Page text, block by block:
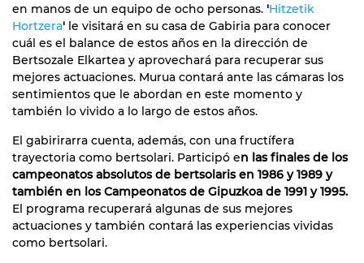
en manos de un equipo de ocho personas. 'Hitzetik
Hortzera' le visitará en su casa de Gabiria para conocer
cuál es el balance de estos años en la dirección de
Bertsozale Elkartea y aprovechará para recuperar sus
mejores actuaciones. Murua contará ante las cámaras los
sentimientos que le abordan en este momento y
también lo vivido a lo largo de estos años.
El gabirirarra cuenta, además, con una fructífera
trayectoria como bertsolari. Participó en las finales de los
campeonatos absolutos de bertsolaris en 1986 y 1989 y
también en los Campeonatos de Gipuzkoa de 1991 y 1995.
El programa recuperará algunas de sus mejores
actuaciones y también contará las experiencias vividas
como bertsolari.